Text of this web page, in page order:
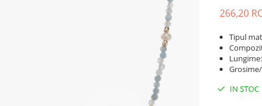
266,20
Tipul
IN STOC